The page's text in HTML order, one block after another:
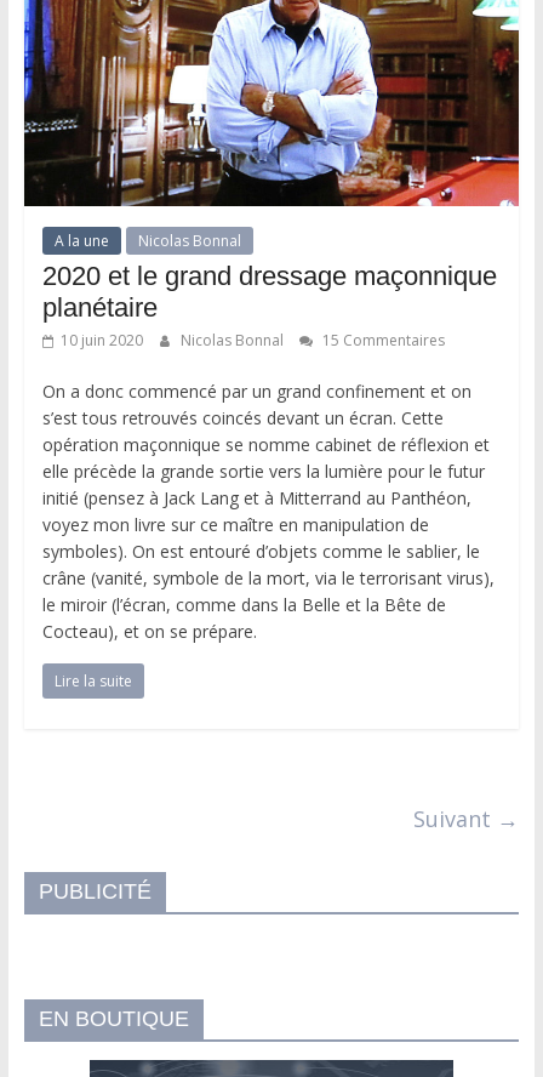
A la une Nicolas Bonnal
2020 et le grand dressage maçonnique
planétaire
10 juin 2020 Nicolas Bonnal 15 Commentaires
On a donc commencé par un grand confinement et on
s’est tous retrouvés coincés devant un écran. Cette
opération maçonnique se nomme cabinet de réflexion et
elle précède la grande sortie vers la lumière pour le futur
initié (pensez à Jack Lang et à Mitterrand au Panthéon,
voyez mon livre sur ce maître en manipulation de
symboles). On est entouré d’objets comme le sablier, le
crâne (vanité, symbole de la mort, via le terrorisant virus),
le miroir (l’écran, comme dans la Belle et la Bête de
Cocteau), et on se prépare.
Lire la suite
Suivant →
PUBLICITÉ
EN BOUTIQUE